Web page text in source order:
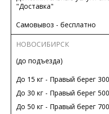
"Доставка"
Самовывоз - бесплатно
НОВОСИБИРСК
(до подъезда)
До 15 кг - Правый берег
До 30 кг - Правый берег
До 50 кг - Правый берег